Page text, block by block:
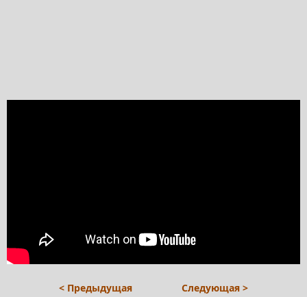
< Предыдущая Следующая >